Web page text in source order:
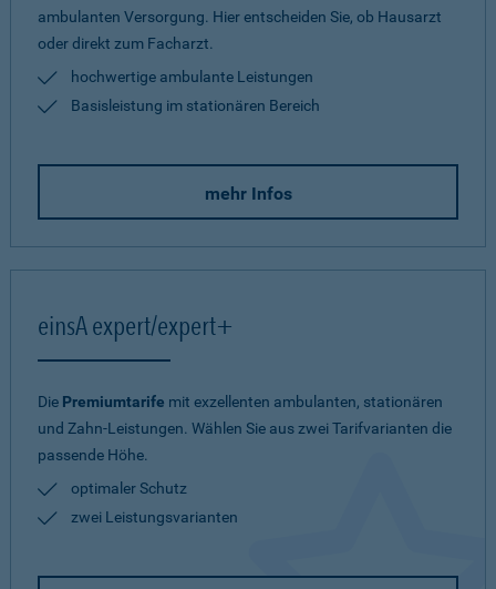
ambulanten Versorgung. Hier entscheiden Sie, ob Hausarzt
oder direkt zum Facharzt.
hochwertige ambulante Leistungen
Basisleistung im stationären Bereich
mehr Infos
einsA expert/expert+
Die Premiumtarife mit exzellenten ambulanten, stationären
und Zahn-Leistungen. Wählen Sie aus zwei Tarifvarianten die
passende Höhe.
optimaler Schutz
zwei Leistungsvarianten